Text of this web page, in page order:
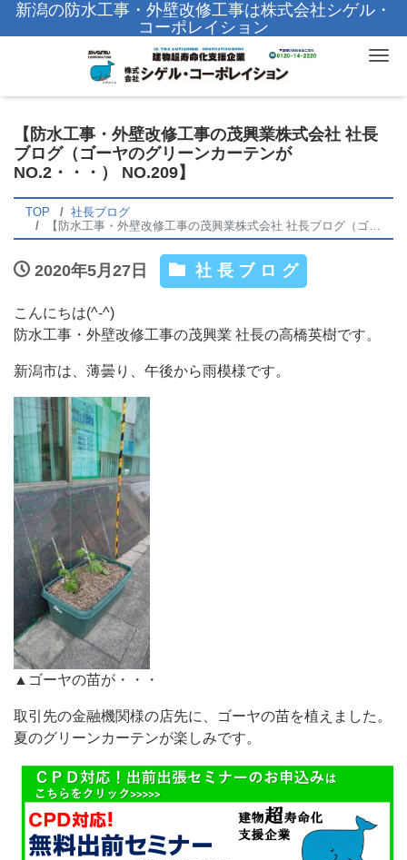
新潟の防水工事・外壁改修工事は株式会社シゲル・
コーポレイション
【防水工事・外壁改修工事の茂興業株式会社 社長
ブログ（ゴーヤのグリーンカーテンが
NO.2・・・） NO.209】
TOP
社長ブログ
【防水工事・外壁改修工事の茂興業株式会社 社長ブログ（ゴーヤのグリーンカーテンがNO.2・・・） NO.209】
2020年5月27日 社長ブログ
こんにちは(^-^)
防水工事・外壁改修工事の茂興業 社長の高橋英樹です。
新潟市は、薄曇り、午後から雨模様です。
▲ゴーヤの苗が・・・
取引先の金融機関様の店先に、ゴーヤの苗を植えました。
夏のグリーンカーテンが楽しみです。